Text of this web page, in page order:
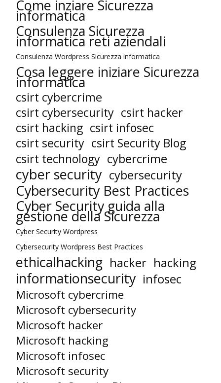
Come inziare Sicurezza
informatica
Consulenza Sicurezza
informatica reti aziendali
Consulenza Wordpress Sicurezza informatica
Cosa leggere iniziare Sicurezza
informatica
csirt cybercrime
csirt cybersecurity csirt hacker
csirt hacking csirt infosec
csirt security csirt Security Blog
csirt technology cybercrime
cyber security cybersecurity
Cybersecurity Best Practices
Cyber Security guida alla
gestione della Sicurezza
Cyber Security Wordpress
Cybersecurity Wordpress Best Practices
ethicalhacking hacker hacking
informationsecurity infosec
Microsoft cybercrime
Microsoft cybersecurity
Microsoft hacker
Microsoft hacking
Microsoft infosec
Microsoft security